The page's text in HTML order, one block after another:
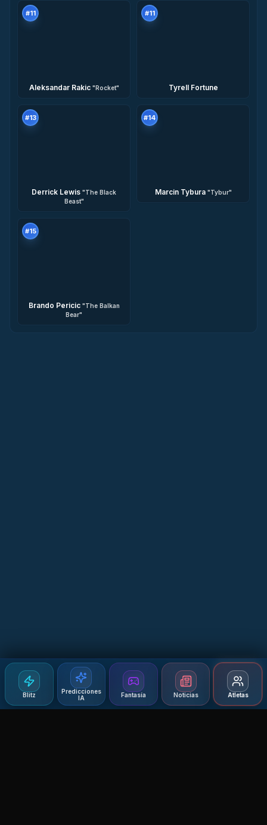
Blitz
Predicciones
IA
Fantasía Noticias Atletas
Aleksandar Rakic "Rocket"
#11
Tyrell Fortune
#11
Derrick Lewis "The Black
Beast"
#13
Marcin Tybura "Tybur"
#14
Brando Pericic "The Balkan
Bear"
#15